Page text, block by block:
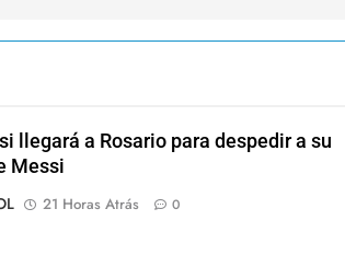
llegará a Rosario para despedir a su
Messi
21 Horas Atrás 0